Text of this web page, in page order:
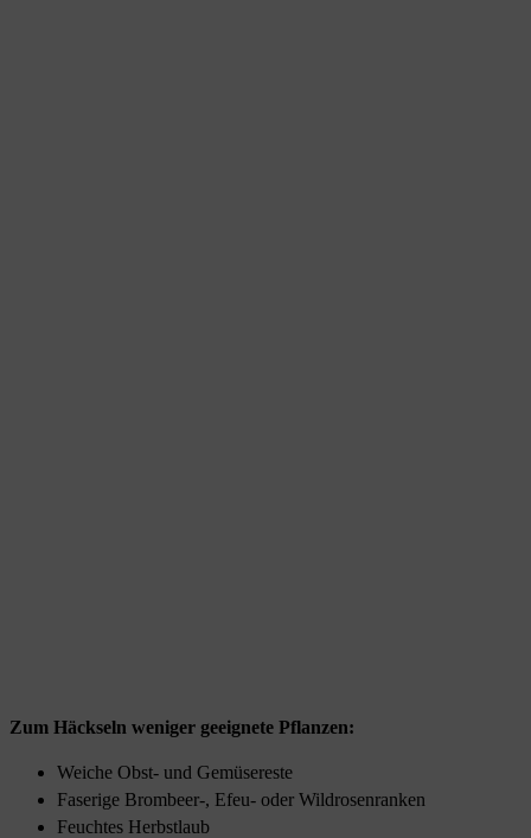
Zum Häckseln weniger geeignete Pflanzen:
Weiche Obst- und Gemüsereste
Faserige Brombeer-, Efeu- oder Wildrosenranken
Feuchtes Herbstlaub